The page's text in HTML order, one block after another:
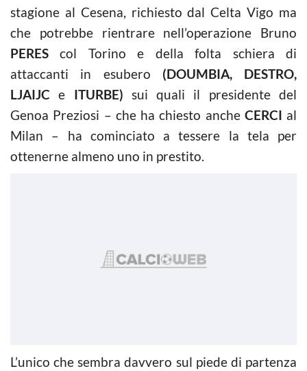
stagione al Cesena, richiesto dal Celta Vigo ma
che potrebbe rientrare nell’operazione Bruno
PERES col Torino e della folta schiera di
attaccanti in esubero (DOUMBIA, DESTRO,
LJAIJC e ITURBE) sui quali il presidente del
Genoa Preziosi – che ha chiesto anche CERCI al
Milan – ha cominciato a tessere la tela per
ottenerne almeno uno in prestito.
L’unico che sembra davvero sul piede di partenza